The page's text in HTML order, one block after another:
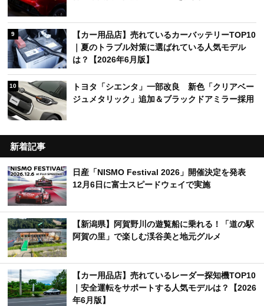
9
【カー用品店】売れているカーバッテリーTOP10
｜夏のトラブル対策に選ばれている人気モデル
は？【2026年6月版】
10
トヨタ「シエンタ」一部改良 新色「クリアベー
ジュメタリック」追加＆ブラックドアミラー採用
新着記事
日産「NISMO Festival 2026」開催決定を発表
12月6日に富士スピードウェイで実施
【新潟県】阿賀野川の遊覧船に乗れる！「道の駅
阿賀の里」で楽しむ渓谷美と地元グルメ
【カー用品店】売れているレーダー探知機TOP10
｜安全運転をサポートする人気モデルは？【2026
年6月版】